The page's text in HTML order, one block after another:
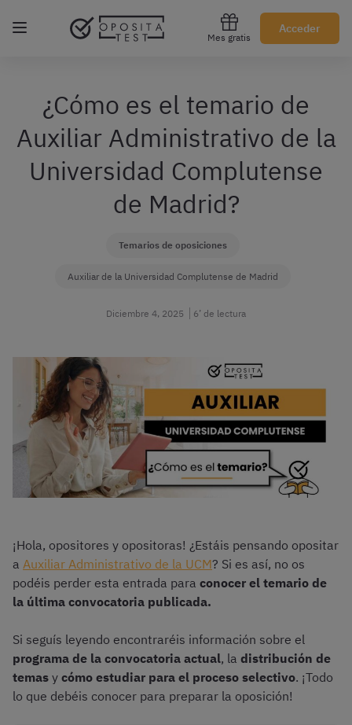
Mes gratis
Acceder
Regístrate gratis
¿Cómo es el temario de
Auxiliar Administrativo de la
Universidad Complutense
de Madrid?
Temarios de oposiciones
Auxiliar de la Universidad Complutense de Madrid
Diciembre 4, 2025 6’ de lectura
¡Hola, opositores y opositoras! ¿Estáis pensando opositar
a Auxiliar Administrativo de la UCM? Si es así, no os
podéis perder esta entrada para conocer el temario de
la última convocatoria publicada.
Si seguís leyendo encontraréis información sobre el
programa de la convocatoria actual, la distribución de
temas y cómo estudiar para el proceso selectivo. ¡Todo
lo que debéis conocer para preparar la oposición!